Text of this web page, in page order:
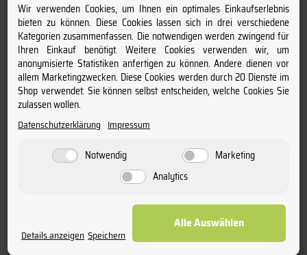
Charakter:
frisch & mineralisch
Charakter:
mineralisch & verspielt
Jahrgang:
Winzer - Produzent:
Anschrift:
Wir verwenden Cookies, um Ihnen ein optimales Einkaufserlebnis
bieten zu können. Diese Cookies lassen sich in drei verschiedene
Kategorien zusammenfassen. Die notwendigen werden zwingend für
Ihren Einkauf benötigt. Weitere Cookies verwenden wir, um
anonymisierte Statistiken anfertigen zu können. Andere dienen vor
allem Marketingzwecken. Diese Cookies werden durch 20 Dienste im
Shop verwendet. Sie können selbst entscheiden, welche Cookies Sie
zulassen wollen.
Datenschutzerklärung Impressum
Notwendig
Marketing
Analytics
Details anzeigen Speichern
Alle Auswählen